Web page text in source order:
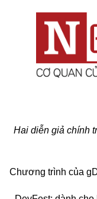
Hai diễn giả chính
Chương trình của